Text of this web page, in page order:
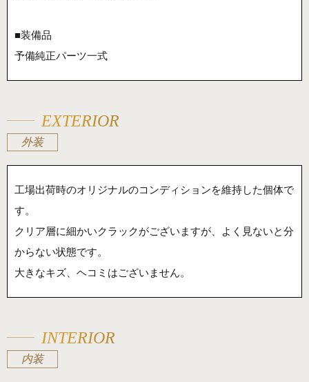
■装備品
予備純正パーツ一式
EXTERIOR
外装
工場出荷時のオリジナルのコンディションを維持した個体で
す。
クリア層に細かいクラックがございますが、よく見ないと分
からない状態です。
大きなキズ、ヘコミはございません。
INTERIOR
内装